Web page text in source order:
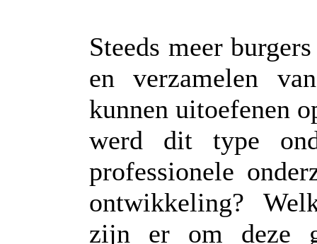
Steeds meer
en verzamelen
kunnen uitoefenen
werd dit type
professionele
ontwikkeling?
zijn er om deze